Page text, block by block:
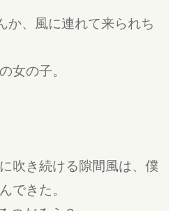
か、風に連れて来られち
女の子。
吹き続ける隙間風は、僕
できた。